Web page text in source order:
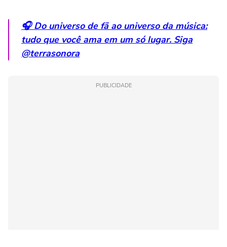
🎧 Do universo de fã ao universo da música:
tudo que você ama em um só lugar. Siga
@terrasonora
PUBLICIDADE